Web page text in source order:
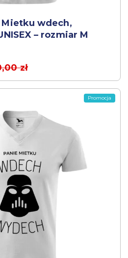
Mietku wdech,
– rozmiar M
zł
Promocja